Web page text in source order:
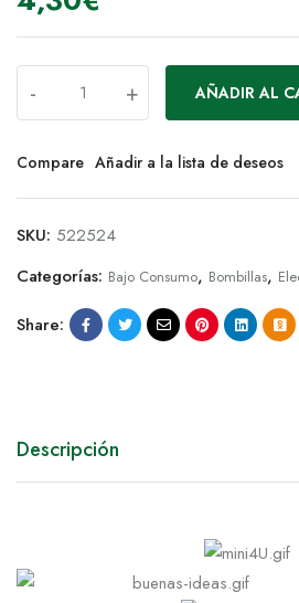
- + AÑADIR AL
Compare Añadir a la lista de deseos
SKU: 522524
Categorías: Bajo Consumo, Bombillas,
Share:
Descripción